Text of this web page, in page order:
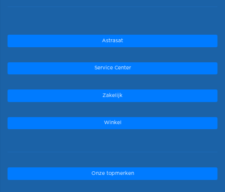
Astrasat
Service Center
Zakelijk
Winkel
Onze topmerken